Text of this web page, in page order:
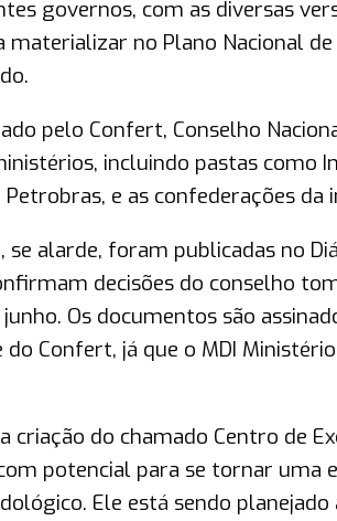
governos, com as diversas
no Plano Nacional
pelo Confert, Conselho
incluindo pastas como
e as confederações da
se alarde, foram publicadas no
decisões do conselho
Os documentos são
do Confert, já que o MDI
criação do chamado Centro de
potencial para se tornar uma
Ele está sendo